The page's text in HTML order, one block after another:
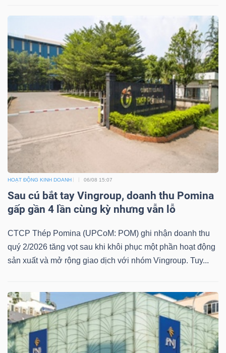
HOẠT ĐỘNG KINH DOANH 06/08 15:07
Sau cú bắt tay Vingroup, doanh thu Pomina
gấp gần 4 lần cùng kỳ nhưng vẫn lỗ
CTCP Thép Pomina (UPCoM: POM) ghi nhận doanh thu
quý 2/2026 tăng vọt sau khi khôi phục một phần hoạt động
sản xuất và mở rộng giao dịch với nhóm Vingroup. Tuy...